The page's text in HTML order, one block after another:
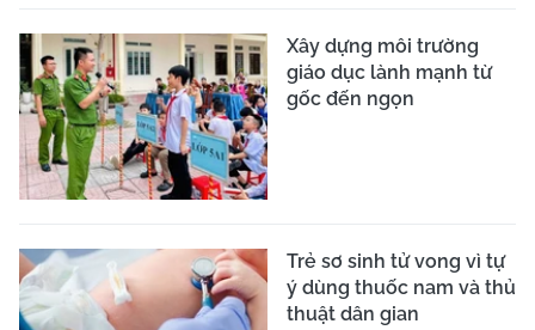
Xây dựng môi trường
giáo dục lành mạnh từ
gốc đến ngọn
Trẻ sơ sinh tử vong vì tự
ý dùng thuốc nam và thủ
thuật dân gian